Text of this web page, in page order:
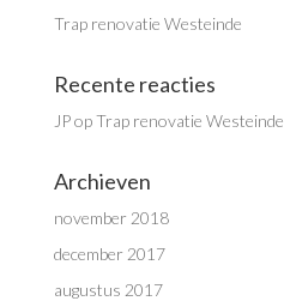
Trap renovatie Westeinde
Recente reacties
JPopTrap renovatie Westeinde
Archieven
november 2018
december 2017
augustus 2017